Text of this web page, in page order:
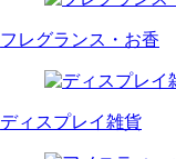
フレグランス・ お香
ディスプレイ雑貨